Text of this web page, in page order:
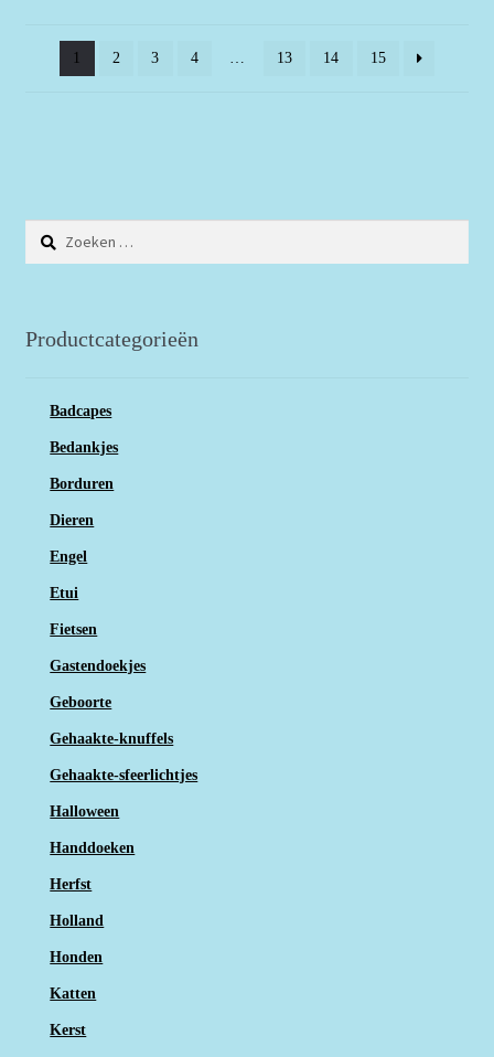
1 2 3 4 … 13 14 15
Zoeken
naar:
Productcategorieën
Badcapes
Bedankjes
Borduren
Dieren
Engel
Etui
Fietsen
Gastendoekjes
Geboorte
Gehaakte-knuffels
Gehaakte-sfeerlichtjes
Halloween
Handdoeken
Herfst
Holland
Honden
Katten
Kerst